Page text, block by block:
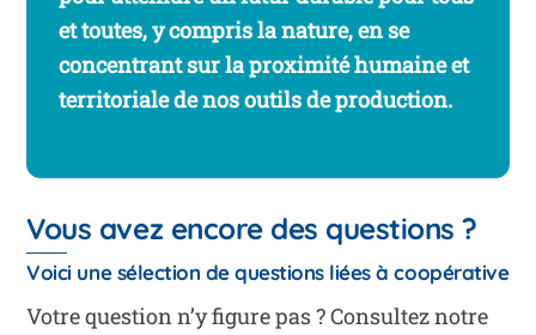
et toutes, y compris la nature, en se
concentrant sur la proximité humaine et
territoriale de nos outils de production.
Vous avez encore des questions ?
Voici une sélection de questions liées à coopérative
Votre question n’y figure pas ? Consultez notre